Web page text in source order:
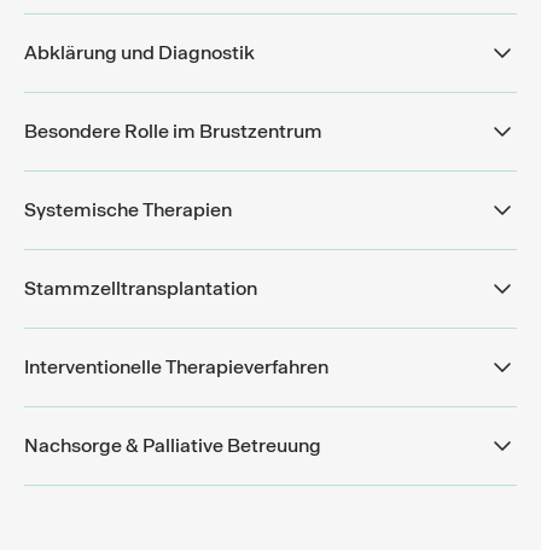
Abklärung und Diagnostik
Besondere Rolle im Brustzentrum
Systemische Therapien
Stammzelltransplantation
Interventionelle Therapieverfahren
Nachsorge & Palliative Betreuung